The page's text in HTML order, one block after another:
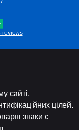
reviews
сайті,
цілей.
знаки є